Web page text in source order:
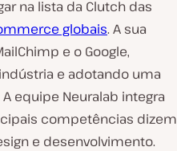
na lista da Clutch das
globais. A sua
e o Google,
e adotando uma
equipe Neuralab integra
competências dizem
e desenvolvimento.